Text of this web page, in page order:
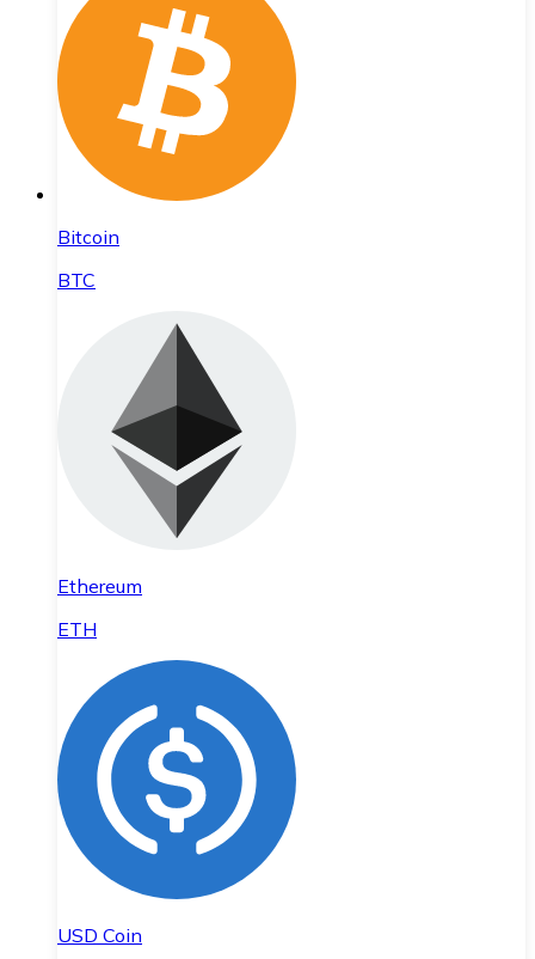
Bitcoin
BTC
Ethereum
ETH
USD Coin